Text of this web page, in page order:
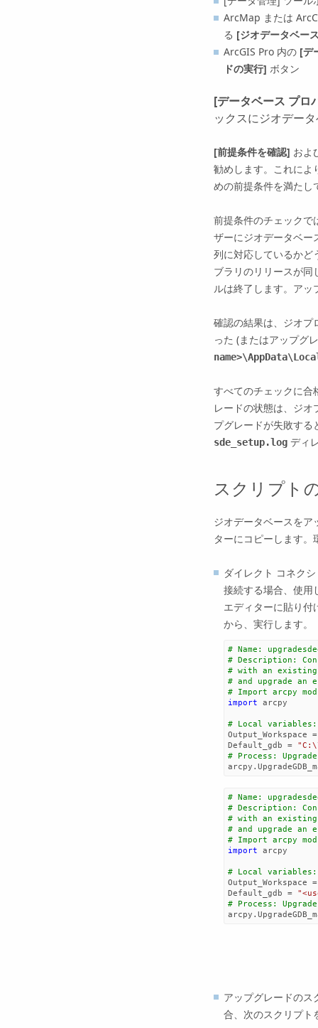
ArcMap または
る [ジオデータベー
ArcGIS Pro内の [デ
ドの実行] ボタン
[データベース プロ
ックスにジオデー
[前提条件を確認] およ
勧めします。これによ
めの前提条件を満たし
前提条件のチェックで
ザーにジオデータベー
列に対応しているかど
ブラリのリリースが同
ルは終了します。アッ
確認の結果は、ジオプ
った (またはアップグ
すべてのチェックに合
レードの状態は、ジ
プグレードが失敗す
sde_setup.logディ
スクリプト
ジオデータベースを
ターにコピーします
ダイレクト コネク
接続する場合、使用
エディターに貼り付
から、実行します。
# Name:
# Description:
# with an
# and upgrade an
# Import arcpy
import
arcpy
# Local variables:
Output_Workspace
=
Default_gdb
= "C:
# Process: Upgrade
arcpy .
# Name:
# Description:
# with an
# and upgrade an
# Import arcpy
import
arcpy
# Local variables:
Output_Workspace
=
Default_gdb
=
# Process: Upgrade
arcpy .
アップグレードのス
合、次のスクリプト